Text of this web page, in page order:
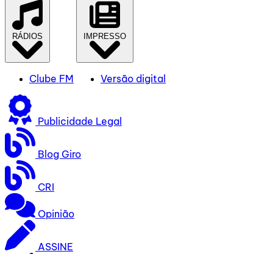
RÁDIOS
Clube FM
IMPRESSO
Versão digital
Publicidade Legal
Blog Giro
CRI
Opinião
ASSINE